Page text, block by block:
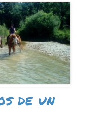
Y RESERVAS
de un